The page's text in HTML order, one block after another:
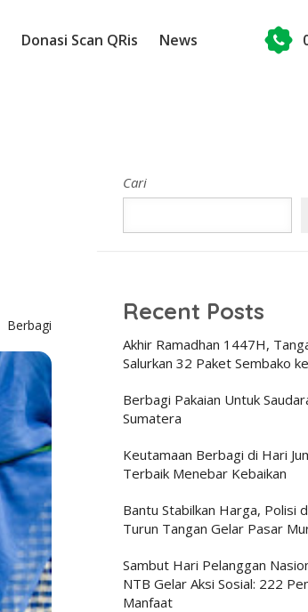
Donasi Scan QRis News
Berbagi
Cari
Recent Posts
Akhir Ramadhan 1447H,
Salurkan 32 Paket Sembako
Berbagi Pakaian Untuk
Sumatera
Keutamaan Berbagi di Hari
Terbaik Menebar Kebaikan
Bantu Stabilkan Harga, Polisi
Turun Tangan Gelar Pasar
Sambut Hari Pelanggan
NTB Gelar Aksi Sosial: 222
Manfaat